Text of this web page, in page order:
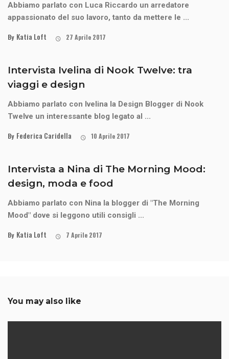
Abbiamo parlato con Luca Riccardo un arredatore
appassionato del suo lavoro, tanto da mettere le ...
By Katia Loft 27 Aprile 2017
Intervista Ivelina di Nook Twelve: tra
viaggi e design
Abbiamo parlato con Ivelina la Design Blogger di Nook
Twelve un interessante blog legato al ...
By Federica Caridella 10 Aprile 2017
Intervista a Nina di The Morning Mood:
design, moda e food
Abbiamo parlato con Nina la blogger di "The Morning
Mood" dove si leggono utili consigli ...
By Katia Loft 7 Aprile 2017
You may also like